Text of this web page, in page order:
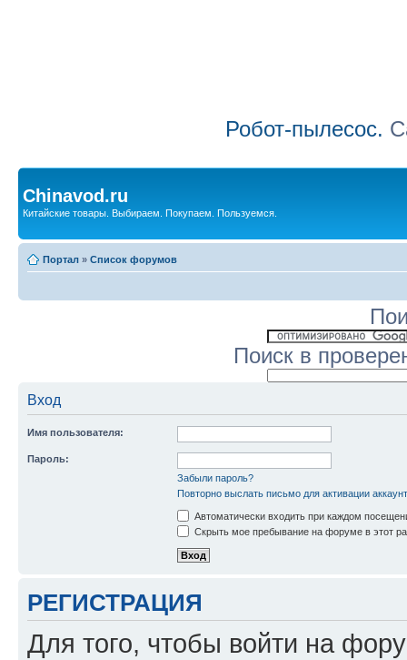
Робот-пылесос.
Chinavod.ru
Китайские товары. Выбираем. Покупаем. Пользуемся.
Портал » Список форумов
Поиск в
Вход
Имя пользователя:
Пароль:
Забыли пароль?
Повторно выслать письмо для активации
Автоматически входить при каждом
Скрыть мое пребывание на форуме в этот
РЕГИСТРАЦИЯ
Для того, чтобы войти на